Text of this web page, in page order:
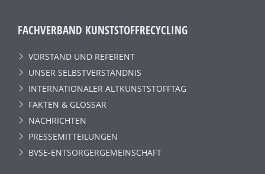
FACHVERBAND KUNSTSTOFFRECYCLING
VORSTAND UND REFERENT
UNSER SELBSTVERSTÄNDNIS
INTERNATIONALER ALTKUNSTSTOFFTAG
FAKTEN & GLOSSAR
NACHRICHTEN
PRESSEMITTEILUNGEN
BVSE-ENTSORGERGEMEINSCHAFT